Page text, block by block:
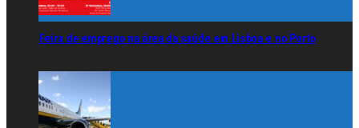
Feira de emprego na área da saúde em Lisboa e no Porto